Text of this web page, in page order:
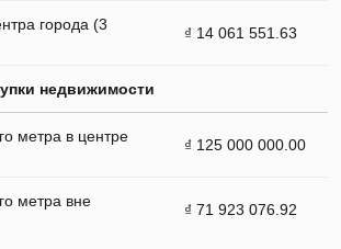
города (3
₫ 14 061 551.63
недвижимости
метра в центре
₫ 125 000 000.00
метра вне
₫ 71 923 076.92